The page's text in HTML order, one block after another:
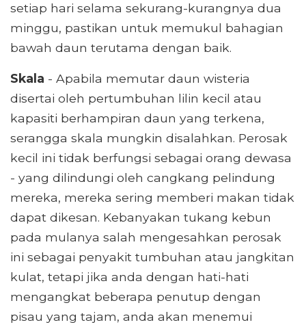
setiap hari selama sekurang-kurangnya dua
minggu, pastikan untuk memukul bahagian
bawah daun terutama dengan baik.
Skala - Apabila memutar daun wisteria
disertai oleh pertumbuhan lilin kecil atau
kapasiti berhampiran daun yang terkena,
serangga skala mungkin disalahkan. Perosak
kecil ini tidak berfungsi sebagai orang dewasa
- yang dilindungi oleh cangkang pelindung
mereka, mereka sering memberi makan tidak
dapat dikesan. Kebanyakan tukang kebun
pada mulanya salah mengesahkan perosak
ini sebagai penyakit tumbuhan atau jangkitan
kulat, tetapi jika anda dengan hati-hati
mengangkat beberapa penutup dengan
pisau yang tajam, anda akan menemui